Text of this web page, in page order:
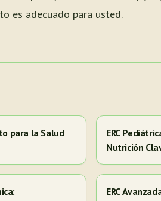
es adecuado para usted.
para la Salud
ERC
Nutrición
ERC